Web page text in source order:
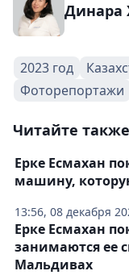
Динара
2023 год
Фоторепортажи
Читайте также
13:56, 08 декабря
Ерке Есмахан
машину,
Ерке Есмахан
занимаются ее
Мальдивах